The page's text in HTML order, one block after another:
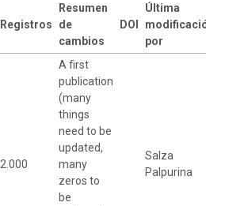
Registros
Resumen
de
cambios
DOI
Última
modificación
por
2.000
A first
publication
(many
things
need to be
updated,
many
zeros to
be
Salza
Palpurina